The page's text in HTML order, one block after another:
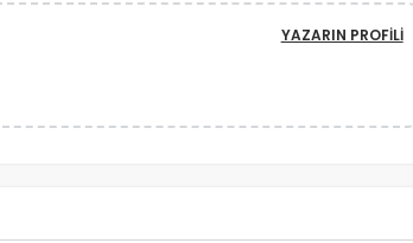
YAZARIN PROFILI